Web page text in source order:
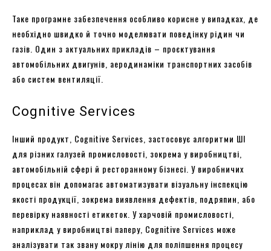
Таке програмне забезпечення особливо корисне у випадках, де
необхідно швидко й точно моделювати поведінку рідин чи
газів. Один з актуальних прикладів – проєктування
автомобільних двигунів, аеродинаміки транспортних засобів
або систем вентиляції.
Cognitive Services
Інший продукт, Cognitive Services, застосовує алгоритми ШІ
для різних галузей промисловості, зокрема у виробництві,
автомобільній сфері й ресторанному бізнесі. У виробничих
процесах він допомагає автоматизувати візуальну інспекцію
якості продукції, зокрема виявлення дефектів, подряпин, або
перевірку наявності етикеток. У харчовій промисловості,
наприклад у виробництві паперу, Cognitive Services може
аналізувати так звану мокру лінію для поліпшення процесу